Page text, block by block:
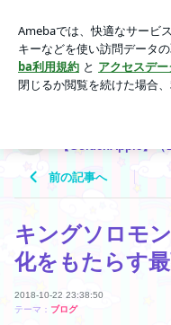
ング | 福井県 スピリチュ
e】（ゴールデンアップ
アプリをダウンロードして
ょう。
【GoldenApple】（
前の記事へ
キングソロモ
化をもたらす
2018-10-22 23:38:50
テーマ： ブログ